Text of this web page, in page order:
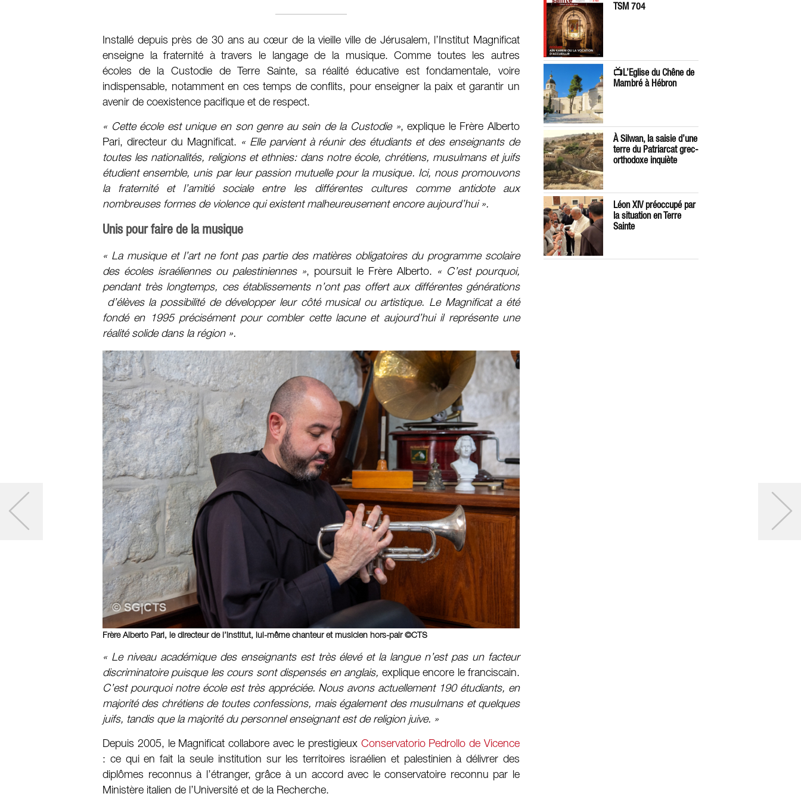
Installé depuis près de 30 ans au cœur de la vieille ville de Jérusalem, l’Institut Magnificat
enseigne la fraternité à travers le langage de la musique. Comme toutes les autres
écoles de la Custodie de Terre Sainte, sa réalité éducative est fondamentale, voire
indispensable, notamment en ces temps de conflits, pour enseigner la paix et garantir un
avenir de coexistence pacifique et de respect.
« Cette école est unique en son genre au sein de la Custodie », explique le Frère Alberto
Pari, directeur du Magnificat.
« Elle parvient à réunir des étudiants et des enseignants de
toutes les nationalités, religions et ethnies: dans notre école, chrétiens, musulmans et juifs
étudient ensemble, unis par leur passion mutuelle pour la musique. Ici, nous promouvons
la fraternité et l’amitié sociale entre les différentes cultures comme antidote aux
nombreuses formes de violence qui existent malheureusement encore aujourd’hui ».
Unis pour faire de la musique
« La musique et l’art ne font pas partie des matières obligatoires du programme scolaire
des écoles israéliennes ou palestiniennes », poursuit le Frère Alberto.
« C’est pourquoi,
pendant très longtemps, ces établissements n’ont pas offert aux différentes générations
d’élèves la possibilité de développer leur côté musical ou artistique. Le Magnificat a été
fondé en 1995 précisément pour combler cette lacune et aujourd’hui il représente une
réalité solide dans la région ».
Frère Alberto Pari, le directeur de l’institut, lui-même chanteur et musicien hors-pair ©CTS
« Le niveau académique des enseignants est très élevé et la langue n’est pas un facteur
discriminatoire puisque les cours sont dispensés en anglais, explique encore le franciscain.
C’est pourquoi notre école est très appréciée. Nous avons actuellement 190 étudiants, en
majorité des chrétiens de toutes confessions, mais également des musulmans et quelques
juifs, tandis que la majorité du personnel enseignant est de religion juive. »
Depuis 2005, le Magnificat collabore avec le prestigieux Conservatorio Pedrollo de Vicence
: ce qui en fait la seule institution sur les territoires israélien et palestinien à délivrer des
diplômes reconnus à l’étranger, grâce à un accord avec le conservatoire reconnu par le
Ministère italien de l’Université et de la Recherche.
TSM 704
📺L’Eglise du Chêne de
Mambré à Hébron
À Silwan, la saisie d’une
terre du Patriarcat grec-
orthodoxe inquiète
Léon XIV préoccupé par
la situation en Terre
Sainte